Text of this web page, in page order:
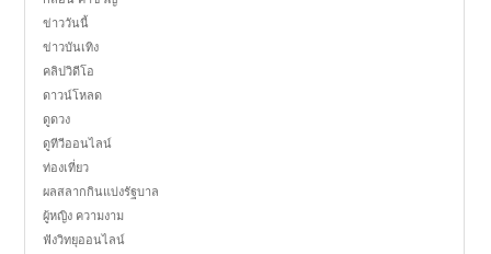
ข่าววันนี้
ข่าวบันเทิง
คลิปวิดีโอ
ดาวน์โหลด
ดูดวง
ดูทีวีออนไลน์
ท่องเที่ยว
ผลสลากกินแบ่งรัฐบาล
ผู้หญิง ความงาม
ฟังวิทยุออนไลน์